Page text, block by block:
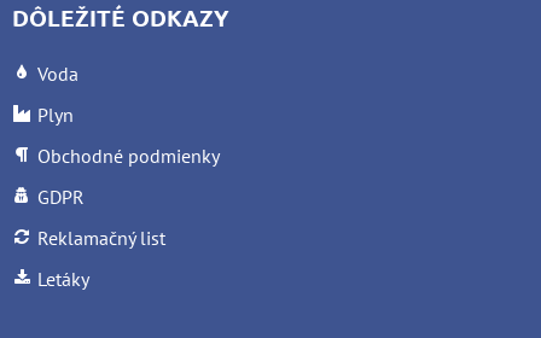
DÔLEŽITÉ ODKAZY
Voda
Plyn
Obchodné podmienky
GDPR
Reklamačný list
Letáky